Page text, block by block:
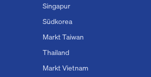
Singapur
Südkorea
Markt Taiwan
Thailand
Markt Vietnam